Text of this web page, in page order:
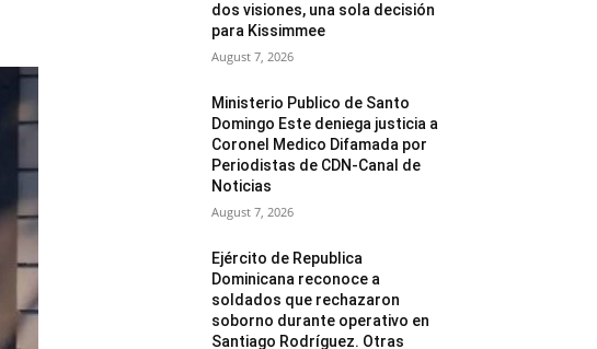
dos visiones, una sola decisión
para Kissimmee
August 7, 2026
Ministerio Publico de Santo
Domingo Este deniega justicia a
Coronel Medico Difamada por
Periodistas de CDN-Canal de
Noticias
August 7, 2026
Ejército de Republica
Dominicana reconoce a
soldados que rechazaron
soborno durante operativo en
Santiago Rodríguez. Otras